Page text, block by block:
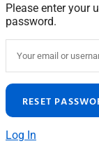
Please enter your
password.
Log In